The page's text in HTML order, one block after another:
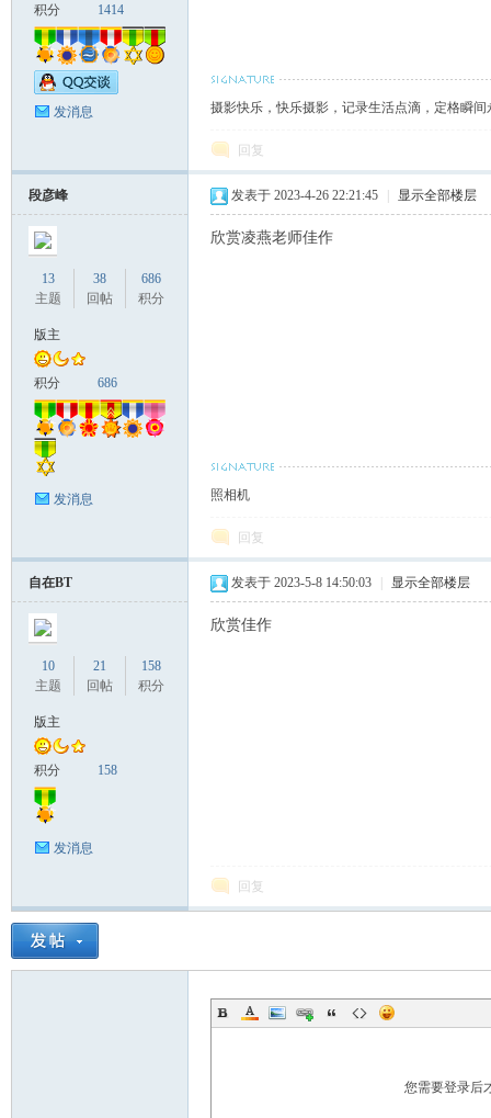
积分 1414
发消息 摄影快乐，快乐摄影，记录生活点滴，定格瞬
回复
段彦峰
13
主题
38
回帖
686
积分
版主
积分 686
发消息
发表于 2023-4-26 22:21:45 显示全部楼层
欣赏凌燕老师佳作
照相机
回复
自在BT
10
主题
21
回帖
158
积分
版主
积分 158
发消息
发表于 2023-5-8 14:50:03 显示全部楼层
欣赏佳作
回复
您需要登录后